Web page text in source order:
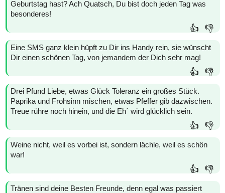
Geburtstag hast? Ach Quatsch, Du bist doch jeden Tag was
besonderes!
👍 👎
Eine SMS ganz klein hüpft zu Dir ins Handy rein, sie wünscht
Dir einen schönen Tag, von jemandem der Dich sehr mag!
👍 👎
Drei Pfund Liebe, etwas Glück Toleranz ein großes Stück.
Paprika und Frohsinn mischen, etwas Pfeffer gib dazwischen.
Treue rühre noch hinein, und die Eh´ wird glücklich sein.
👍 👎
Weine nicht, weil es vorbei ist, sondern lächle, weil es schön
war!
👍 👎
Tränen sind deine Besten Freunde, denn egal was passiert